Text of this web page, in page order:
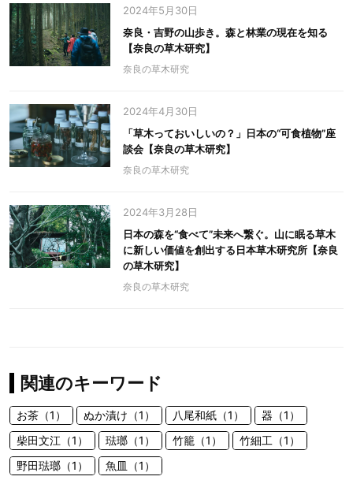
2024年5月30日
奈良・吉野の山歩き。森と林業の現在を知る
【奈良の草木研究】
奈良の草木研究
2024年4月30日
「草木っておいしいの？」日本の“可食植物”座
談会【奈良の草木研究】
奈良の草木研究
2024年3月28日
日本の森を“食べて”未来へ繋ぐ。山に眠る草木
に新しい価値を創出する日本草木研究所【奈良
の草木研究】
奈良の草木研究
関連のキーワード
お茶（1） ぬか漬け（1） 八尾和紙（1）
器（1）
柴田文江（1）
琺瑯（1） 竹籠（1）
竹細工（1）
野田琺瑯（1）
魚皿（1）